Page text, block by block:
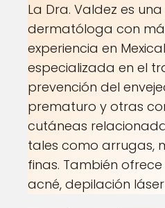
La Dra. Valdez es
dermatóloga con
experiencia en
especializada en el
prevención del
prematuro y otras
cutáneas
tales como arrugas,
finas. También
acné, depilación